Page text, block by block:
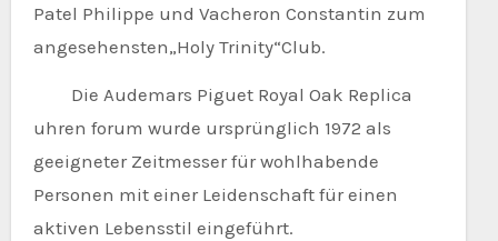
Patel Philippe und Vacheron Constantin zum
angesehensten„Holy Trinity“Club.
Die Audemars Piguet Royal Oak Replica
uhren forum wurde ursprünglich 1972 als
geeigneter Zeitmesser für wohlhabende
Personen mit einer Leidenschaft für einen
aktiven Lebensstil eingeführt.